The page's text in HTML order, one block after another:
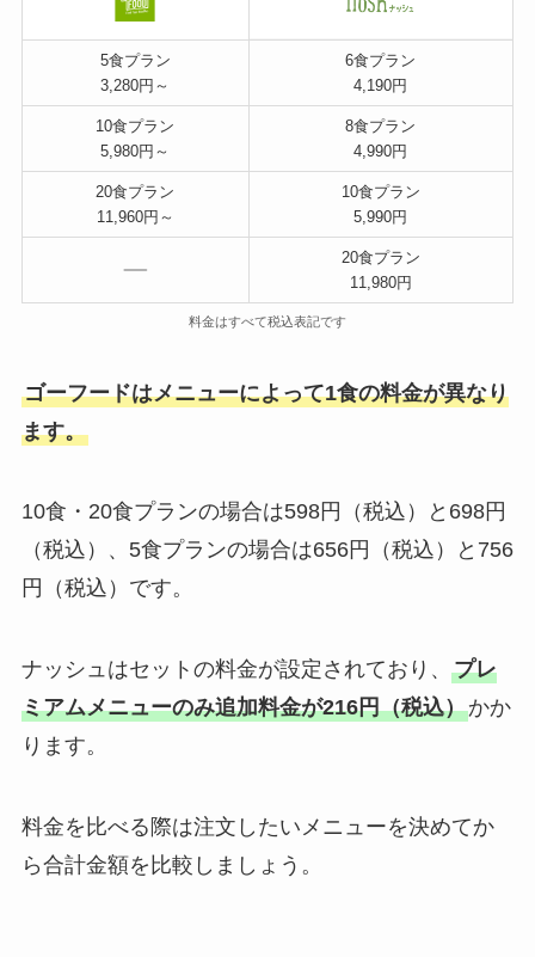
5食プラン
3,280円～
6食プラン
4,190円
10食プラン
5,980円～
8食プラン
4,990円
20食プラン
11,960円～
10食プラン
5,990円
20食プラン
11,980円
料金はすべて税込表記です
ゴーフードはメニューによって1食の料金が異なり
ます。
10食・20食プランの場合は598円（税込）と698円
（税込）、5食プランの場合は656円（税込）と756
円（税込）です。
ナッシュはセットの料金が設定されており、 プレ
ミアムメニューのみ追加料金が216円（税込）かか
ります。
料金を比べる際は注文したいメニューを決めてか
ら合計金額を比較しましょう。